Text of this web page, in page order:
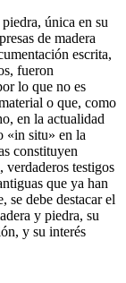
única en su
de madera
escrita,
fueron
lo que no es
o que, como
en la actualidad
«in situ» en la
constituyen
verdaderos testigos
que ya han
se debe destacar el
y piedra, su
y su interés